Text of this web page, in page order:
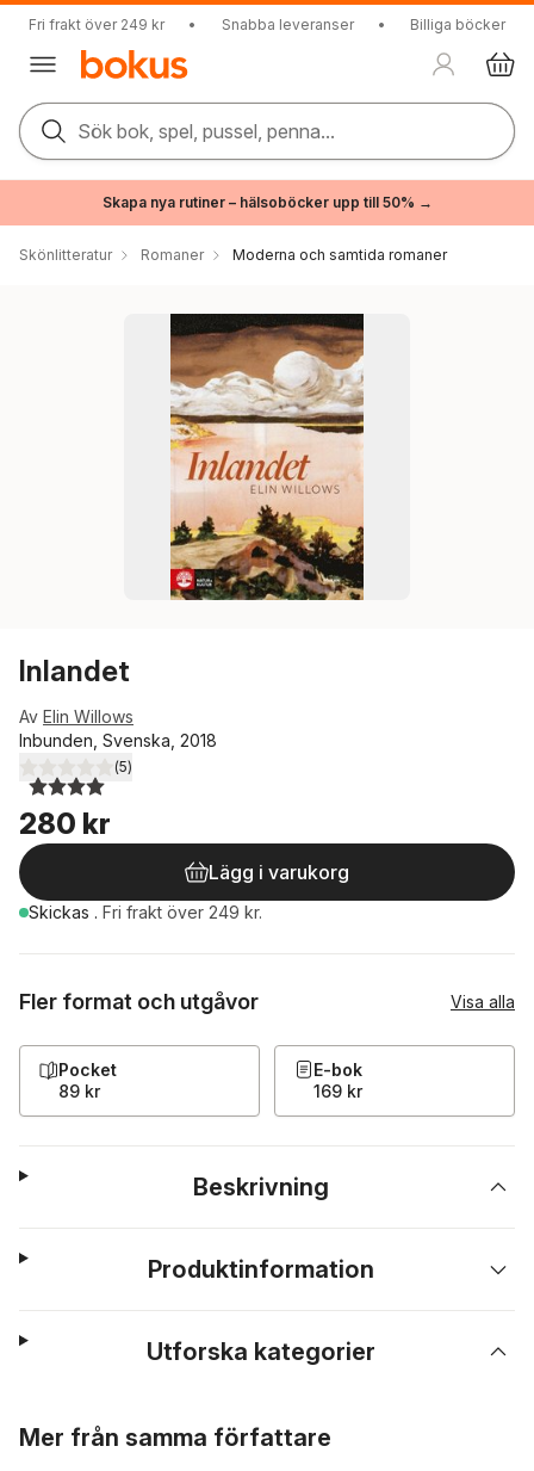
Fri frakt över 249 kr • Snabba leveranser • Billiga böcker
Sök bok, spel, pussel, penna...
Skapa nya rutiner – hälsoböcker upp till 50% →
Skönlitteratur Romaner Moderna och samtida romaner
Inlandet
Av Elin Willows
Inbunden, Svenska, 2018
4,0utav 5 stjärnor. Totalt antal röster:
(5)
280 kr
Lägg i varukorg
Skickas . Fri frakt över 249 kr.
Fler format och utgåvor Visa alla
Pocket
89 kr
E-bok
169 kr
Beskrivning
Produktinformation
Utforska kategorier
Mer från samma författare